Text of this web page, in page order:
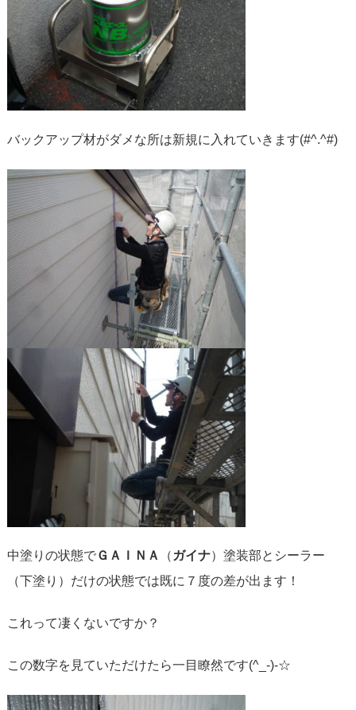
バックアップ材がダメな所は新規に入れていきます(#^.^#)
中塗りの状態でＧＡＩＮＡ （ ガイナ）塗装部とシーラー
（下塗り）だけの状態では既に７度の差が出ます！
これって凄くないですか？
この数字を見ていただけたら一目瞭然です(^_-)-☆